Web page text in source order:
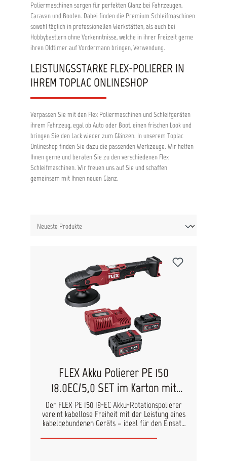
Poliermaschinen sorgen für perfekten Glanz bei Fahrzeugen,
Caravan und Booten. Dabei finden die Premium Schleifmaschinen
sowohl täglich in professionellen Werkstätten, als auch bei
Hobbybastlern ohne Vorkenntnisse, welche in ihrer Freizeit gerne
ihren Oldtimer auf Vordermann bringen, Verwendung.
LEISTUNGSSTARKE FLEX-POLIERER IN
IHREM TOPLAC ONLINESHOP
Verpassen Sie mit den Flex Poliermaschinen und Schleifgeräten
ihrem Fahrzeug, egal ob Auto oder Boot, einen frischen Look und
bringen Sie den Lack wieder zum Glänzen. In unserem Toplac
Onlineshop finden Sie dazu die passenden Werkzeuge. Wir helfen
Ihnen gerne und beraten Sie zu den verschiedenen Flex
Schleifmaschinen. Wir freuen uns auf Sie und schaffen
gemeinsam mit Ihnen neuen Glanz.
FLEX Akku Polierer PE 150
18.0EC/5,0 SET im Karton mit
Akku 533019
Der FLEX PE 150 18-EC Akku-Rotationspolierer
vereint kabellose Freiheit mit der Leistung eines
kabelgebundenen Geräts – ideal für den Einsatz
Aviation. Dank der bürstenlosen